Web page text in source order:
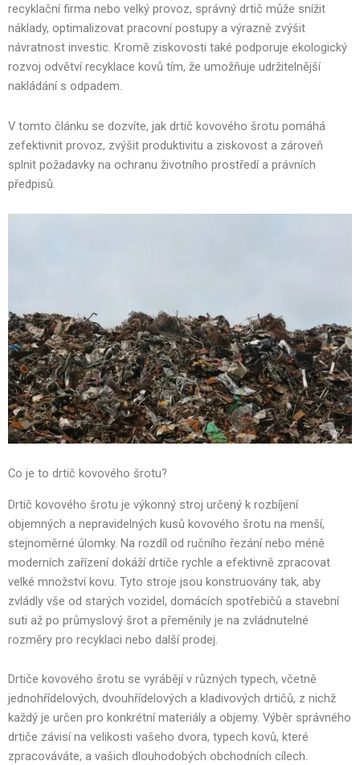
recyklační firma nebo velký provoz, správný drtič může snížit
náklady, optimalizovat pracovní postupy a výrazně zvýšit
návratnost investic. Kromě ziskovosti také podporuje ekologický
rozvoj odvětví recyklace kovů tím, že umožňuje udržitelnější
nakládání s odpadem.
V tomto článku se dozvíte, jak drtič kovového šrotu pomáhá
zefektivnit provoz, zvýšit produktivitu a ziskovost a zároveň
splnit požadavky na ochranu životního prostředí a právních
předpisů.
Co je to drtič kovového šrotu?
Drtič kovového šrotu je výkonný stroj určený k rozbíjení
objemných a nepravidelných kusů kovového šrotu na menší,
stejnoměrné úlomky. Na rozdíl od ručního řezání nebo méně
moderních zařízení dokáží drtiče rychle a efektivně zpracovat
velké množství kovu. Tyto stroje jsou konstruovány tak, aby
zvládly vše od starých vozidel, domácích spotřebičů a stavební
suti až po průmyslový šrot a přeměnily je na zvládnutelné
rozměry pro recyklaci nebo další prodej.
Drtiče kovového šrotu se vyrábějí v různých typech, včetně
jednohřídelových, dvouhřídelových a kladivových drtičů, z nichž
každý je určen pro konkrétní materiály a objemy. Výběr správného
drtiče závisí na velikosti vašeho dvora, typech kovů, které
zpracováváte, a vašich dlouhodobých obchodních cílech.